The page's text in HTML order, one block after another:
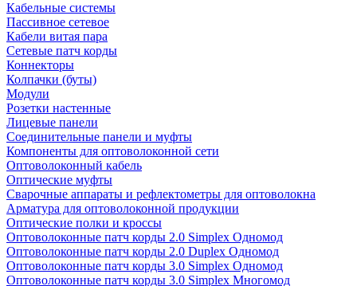
Кабельные системы
Пассивное сетевое
Кабели витая пара
Сетевые патч корды
Коннекторы
Колпачки (буты)
Модули
Розетки настенные
Лицевые панели
Соединительные панели и муфты
Компоненты для оптоволоконной сети
Оптоволоконный кабель
Оптические муфты
Сварочные аппараты и рефлектометры для оптоволокна
Арматура для оптоволоконной продукции
Оптические полки и кроссы
Оптоволоконные патч корды 2.0 Simplex Одномод
Оптоволоконные патч корды 2.0 Duplex Одномод
Оптоволоконные патч корды 3.0 Simplex Одномод
Оптоволоконные патч корды 3.0 Simplex Многомод